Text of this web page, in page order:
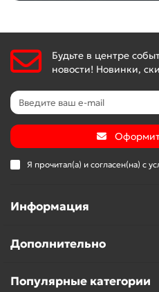
Будьте в центре
новости! Новинки,
Я прочитал(а) и согласен(на) с
Информация
Дополнительно
Популярные категории